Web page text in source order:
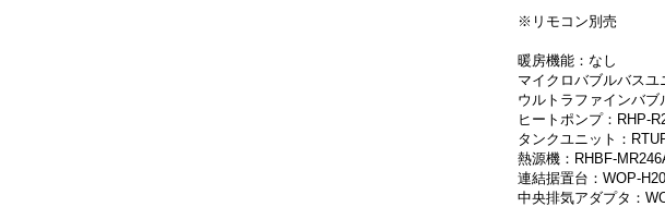
※リモコン別売
暖房機能：なし
マイクロバブルバスユ
ウルトラファインバブ
ヒートポンプ：RHP-
タンクユニット：
熱源機：RHBF-
連結据置台：WOP-
中央排気アダプタ：